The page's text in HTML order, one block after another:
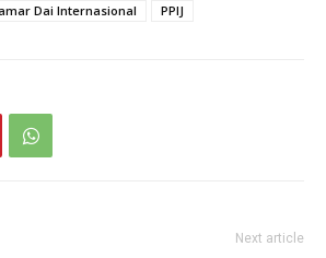
Dai Internasional PPIJ
Next article